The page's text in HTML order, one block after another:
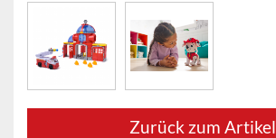
Zurück zum Artikel